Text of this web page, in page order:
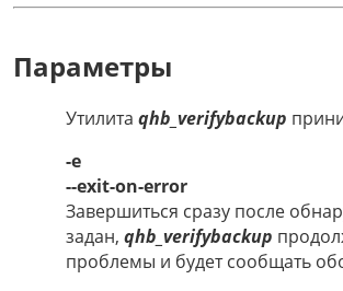
Параметры
Утилита qhb_verifybackup
-e
--exit-on-error
Завершиться сразу после
задан, qhb_verifybackup
проблемы и будет сообщать